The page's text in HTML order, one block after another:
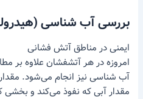
بررسی آب شناسی
ایمنی در مناطق آتش فشانی
امروزه در هر آتشفشان علاوه بر
آب شناسی نیز انجام می‌شود. مقدار
مقدار آبی که نفوذ می‌کند و